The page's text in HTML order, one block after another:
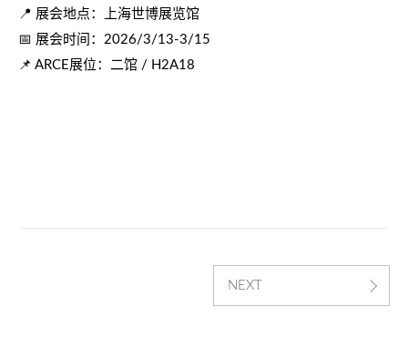
📍 展会地点：上海世博展览馆
📅 展会时间： 2026/3/13-3/15
📌 ARCE展位：二馆 / H2A18
NEXT